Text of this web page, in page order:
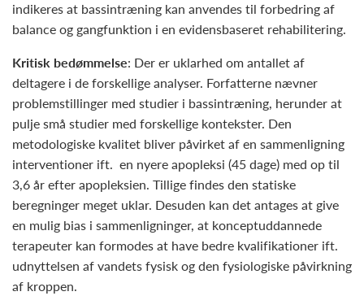
indikeres at bassintræning kan anvendes til forbedring af
balance og gangfunktion i en evidensbaseret rehabilitering.
Kritisk bedømmelse: Der er uklarhed om antallet af
deltagere i de forskellige analyser. Forfatterne nævner
problemstillinger med studier i bassintræning, herunder at
pulje små studier med forskellige kontekster. Den
metodologiske kvalitet bliver påvirket af en sammenligning
interventioner ift. en nyere apopleksi (45 dage) med op til
3,6 år efter apopleksien. Tillige findes den statiske
beregninger meget uklar. Desuden kan det antages at give
en mulig bias i sammenligninger, at konceptuddannede
terapeuter kan formodes at have bedre kvalifikationer ift.
udnyttelsen af vandets fysisk og den fysiologiske påvirkning
af kroppen.